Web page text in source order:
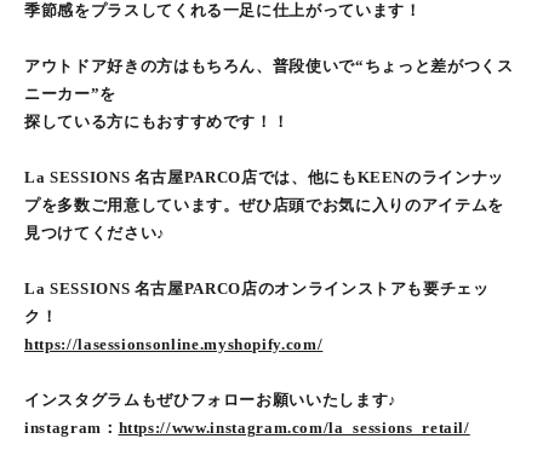
季節感をプラスしてくれる一足に仕上がっています！
アウトドア好きの方はもちろん、普段使いで“ちょっと差がつくス
ニーカー”を
探している方にもおすすめです！！
La SESSIONS 名古屋PARCO店では、他にもKEENのラインナッ
プを多数ご用意しています。ぜひ店頭でお気に入りのアイテムを
見つけてください♪
La SESSIONS 名古屋PARCO店のオンラインストアも要チェッ
ク！
https://lasessionsonline.myshopify.com/
インスタグラムもぜひフォローお願いいたします♪
instagram： https://www.instagram.com/la_sessions_retail/